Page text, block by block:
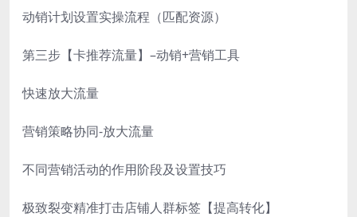
动销计划设置实操流程（匹配资源）
第三步【卡推荐流量】–动销+营销工具
快速放大流量
营销策略协同-放大流量
不同营销活动的作用阶段及设置技巧
极致裂变精准打击店铺人群标签【提高转化】